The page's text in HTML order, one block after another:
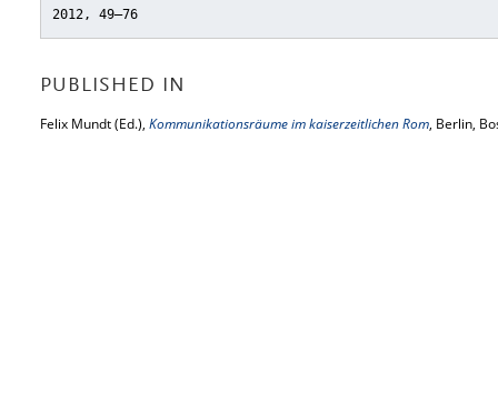
2012, 49–76
PUBLISHED IN
Felix Mundt (Ed.), Kommunikationsräume im kaiserzeitlichen Rom, Berlin,